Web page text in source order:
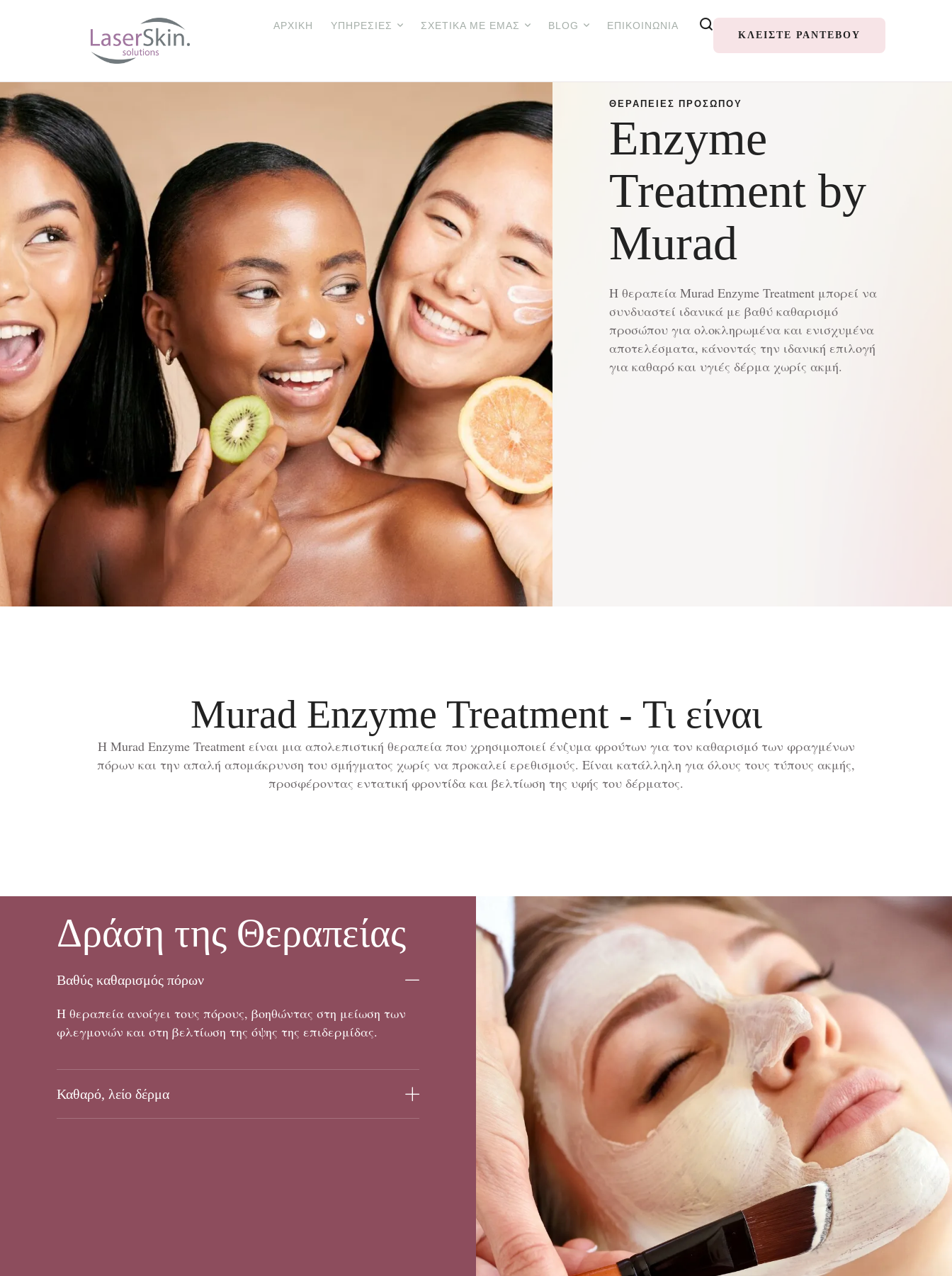
ΑΡΧΙΚΉ ΥΠΗΡΕΣΊΕΣ ΣΧΕΤΙΚΆ ΜΕ ΕΜΆΣ BLOG ΕΠΙΚΟΙΝΩΝΊΑ
ΚΛΕΊΣΤΕ ΡΑΝΤΕΒΟΎ
ΘΕΡΑΠΕΊΕΣ ΠΡΟΣΏΠΟΥ
Enzyme
Treatment by
Murad
Η θεραπεία Murad Enzyme Treatment μπορεί να
συνδυαστεί ιδανικά με βαθύ καθαρισμό
προσώπου για ολοκληρωμένα και ενισχυμένα
αποτελέσματα, κάνοντάς την ιδανική επιλογή
για καθαρό και υγιές δέρμα χωρίς ακμή.
Murad Enzyme Treatment - Τι είναι
Η Murad Enzyme Treatment είναι μια απολεπιστική θεραπεία που χρησιμοποιεί ένζυμα φρούτων για τον καθαρισμό των φραγμένων
πόρων και την απαλή απομάκρυνση του σμήγματος χωρίς να προκαλεί ερεθισμούς. Είναι κατάλληλη για όλους τους τύπους ακμής,
προσφέροντας εντατική φροντίδα και βελτίωση της υφής του δέρματος.
Δράση της Θεραπείας
Βαθύς καθαρισμός πόρων
Η θεραπεία ανοίγει τους πόρους, βοηθώντας στη μείωση των
φλεγμονών και στη βελτίωση της όψης της επιδερμίδας.
Καθαρό, λείο δέρμα